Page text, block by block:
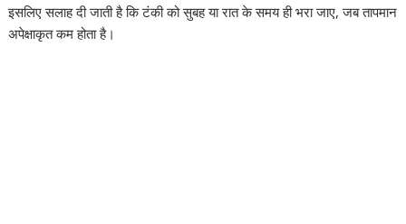
इसलिए सलाह दी जाती है कि टंकी को सुबह या रात के समय ही भरा जाए, जब तापमान
अपेक्षाकृत कम होता है।